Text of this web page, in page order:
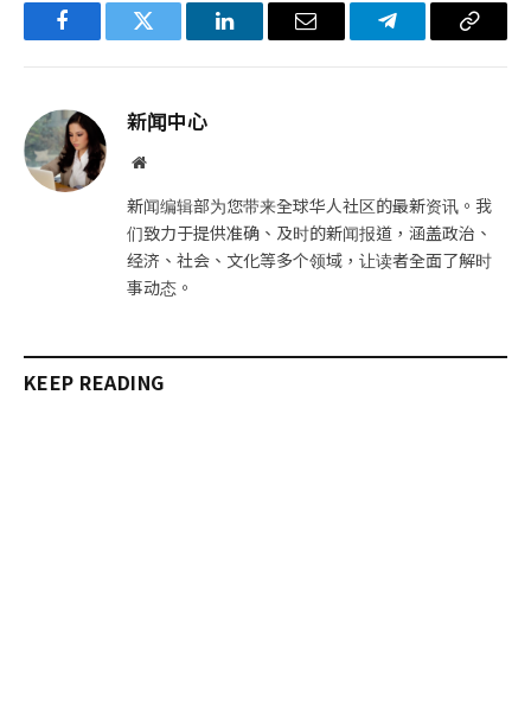
FacebookTwitter LinkedIn电
Telegram复
新闻中心
网
新闻编辑部为您带来全球华人社区的最新资讯。我
们致力于提供准确、及时的新闻报道，涵盖政治、
经济、社会、文化等多个领域，让读者全面了解时
事动态。
KEEP READING